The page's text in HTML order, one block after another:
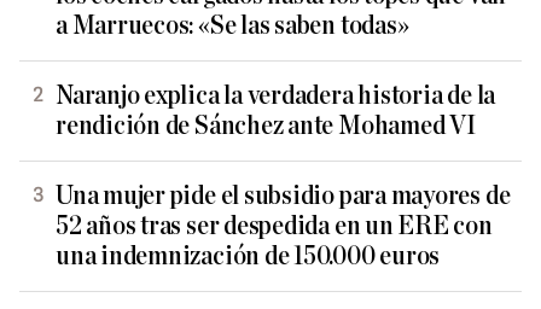
a Marruecos: «Se las saben todas»
Naranjo explica la verdadera historia de la
rendición de Sánchez ante Mohamed VI
Una mujer pide el subsidio para mayores de
52 años tras ser despedida en un ERE con
una indemnización de 150.000 euros